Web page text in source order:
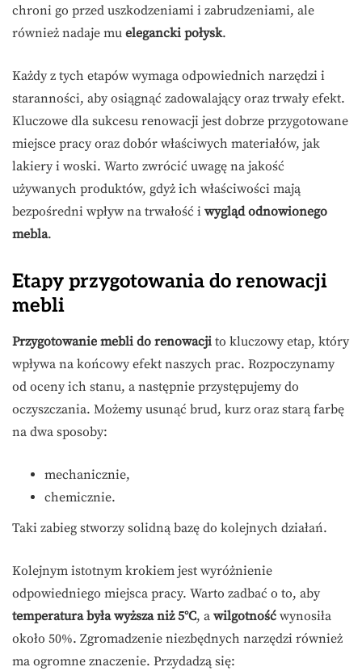
chroni go przed uszkodzeniami i zabrudzeniami, ale
również nadaje mu elegancki połysk.
Każdy z tych etapów wymaga odpowiednich narzędzi i
staranności, aby osiągnąć zadowalający oraz trwały efekt.
Kluczowe dla sukcesu renowacji jest dobrze przygotowane
miejsce pracy oraz dobór właściwych materiałów, jak
lakiery i woski. Warto zwrócić uwagę na jakość
używanych produktów, gdyż ich właściwości mają
bezpośredni wpływ na trwałość i wygląd odnowionego
mebla.
Etapy przygotowania do renowacji
mebli
Przygotowanie mebli do renowacji to kluczowy etap, który
wpływa na końcowy efekt naszych prac. Rozpoczynamy
od oceny ich stanu, a następnie przystępujemy do
oczyszczania. Możemy usunąć brud, kurz oraz starą farbę
na dwa sposoby:
mechanicznie,
chemicznie.
Taki zabieg stworzy solidną bazę do kolejnych działań.
Kolejnym istotnym krokiem jest wyróżnienie
odpowiedniego miejsca pracy. Warto zadbać o to, aby
temperatura była wyższa niż 5°C, a wilgotność wynosiła
około 50%. Zgromadzenie niezbędnych narzędzi również
ma ogromne znaczenie. Przydadzą się: